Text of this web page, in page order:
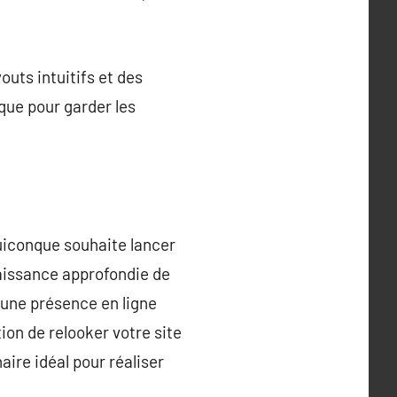
intuitifs et des
pour garder les
souhaite lancer
approfondie de
présence en ligne
de relooker votre site
idéal pour réaliser